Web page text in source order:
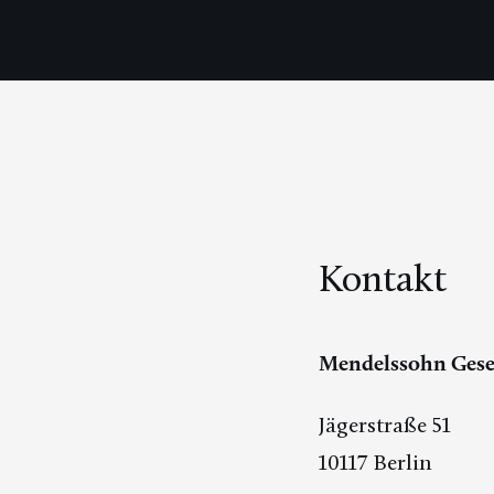
Kontakt
Mendelssohn
Jägerstraße 51
10117 Berlin